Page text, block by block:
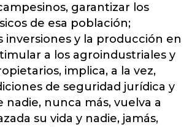
garantizar los
de esa población;
inversiones y la producción en
a los agroindustriales y
implica, a la vez,
de seguridad jurídica y
nadie, nunca más, vuelva a
su vida y nadie, jamás,